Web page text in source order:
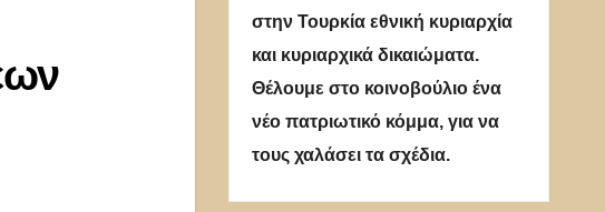
στην Τουρκία εθνική κυριαρχία
και κυριαρχικά δικαιώματα.
Θέλουμε στο κοινοβούλιο ένα
νέο πατριωτικό κόμμα, για να
τους χαλάσει τα σχέδια.